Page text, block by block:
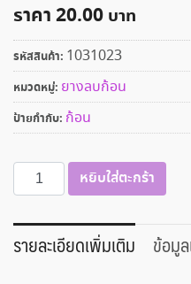
ราคา20.00
รหัสสินค้า: 1031023
หมวดหมู่: ยางลบก้อน
ป้ายกำกับ: ก้อน
จำนวน
ยางลบ
Pentel
SOFT
หยิบใส่ตะกร้า
รายละเอียดเพิ่มเติม ข้อมู